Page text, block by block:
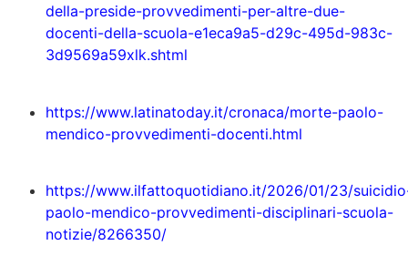
della-preside-provvedimenti-per-altre-due-
docenti-della-scuola-e1eca9a5-d29c-495d-983c-
3d9569a59xlk.shtml
https://www.latinatoday.it/cronaca/morte-paolo-
mendico-provvedimenti-docenti.html
https://www.ilfattoquotidiano.it/2026/01/23/
paolo-mendico-provvedimenti-disciplinari-scuola-
notizie/8266350/